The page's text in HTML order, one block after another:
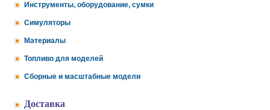
Инструменты, оборудование, сумки
Симуляторы
Материалы
Топливо для моделей
Сборные и масштабные модели
Доставка